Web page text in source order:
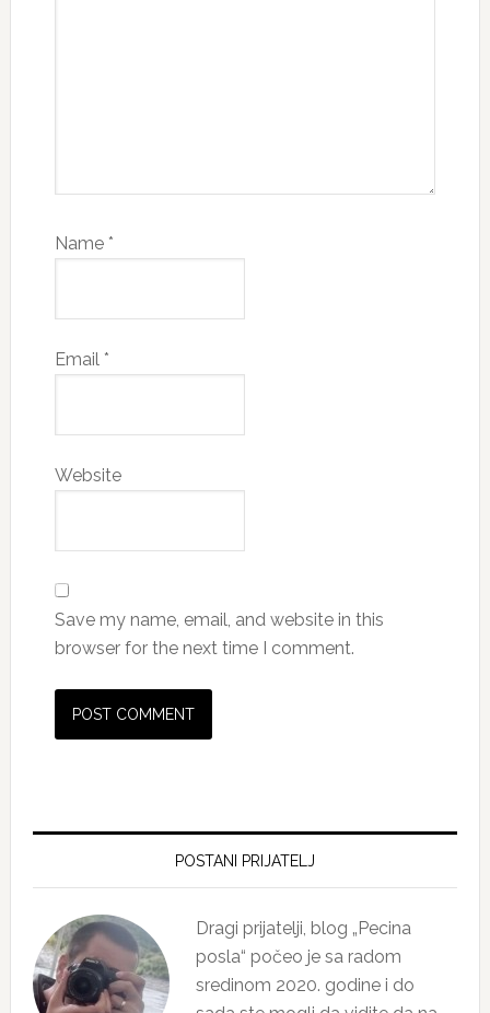
Name *
Email *
Website
Save my name, email, and website in this
browser for the next time I comment.
Primary
POSTANI PRIJATELJ
Dragi prijatelji, blog „Pecina
posla“ počeo je sa radom
sredinom 2020. godine i do